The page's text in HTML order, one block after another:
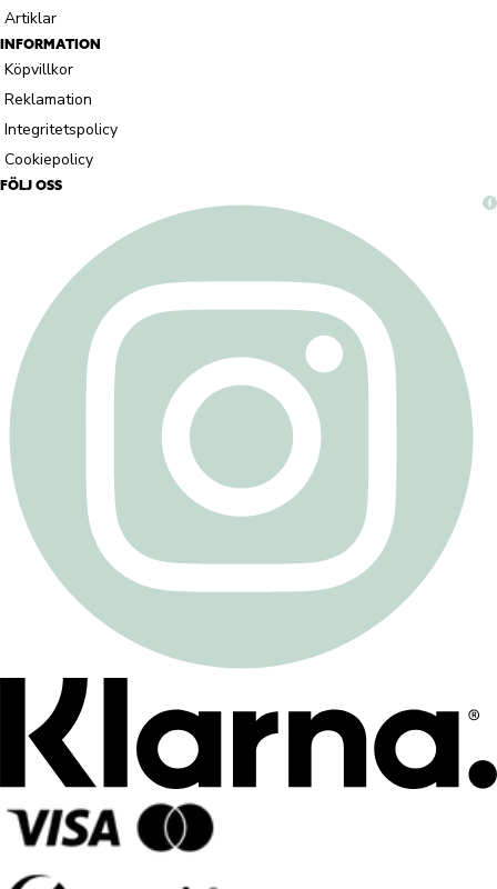
Artiklar
INFORMATION
Köpvillkor
Reklamation
Integritetspolicy
Cookiepolicy
FÖLJ OSS